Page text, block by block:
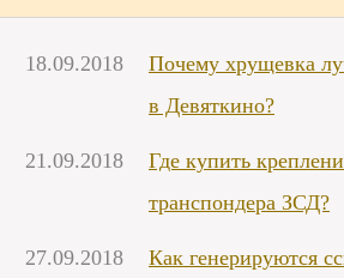
18.09.2018
Почему хрущевка
в Девяткино?
21.09.2018
Где купить
транспондера ЗСД?
27.09.2018
Как генерируются